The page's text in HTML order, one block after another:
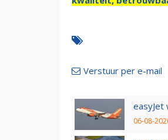
Verstuur per e-mail
easyJet
06-08-